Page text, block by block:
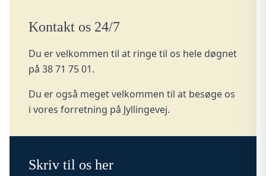
Kontakt os 24/7
Du er velkommen til at ringe til os hele døgnet
på 38 71 75 01.
Du er også meget velkommen til at besøge os
i vores forretning på Jyllingevej.
Skriv til os her